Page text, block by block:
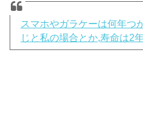
スマホやガラケーは何年つ
じと私の場合とか,寿命は2